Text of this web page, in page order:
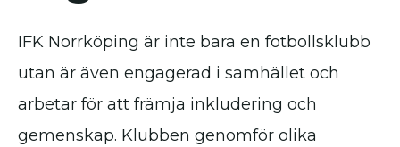
IFK Norrköping är inte bara en fotbollsklubb
utan är även engagerad i samhället och
arbetar för att främja inkludering och
gemenskap. Klubben genomför olika